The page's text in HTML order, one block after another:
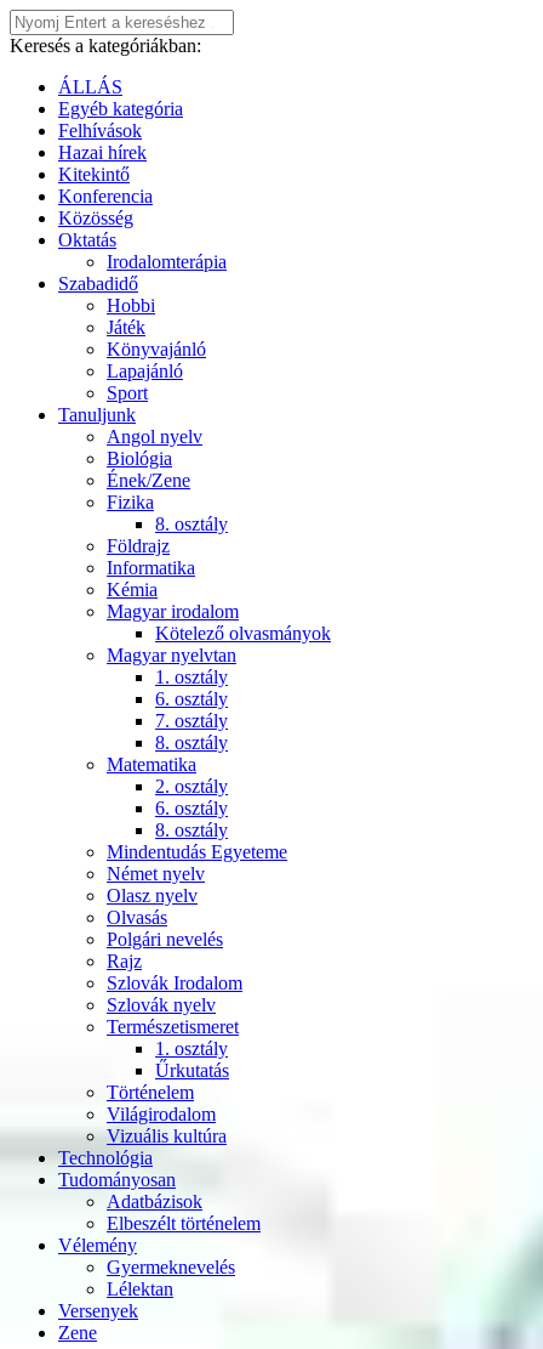
Keresés a kategóriákban:
ÁLLÁS
Egyéb kategória
Felhívások
Hazai hírek
Kitekintő
Konferencia
Közösség
Oktatás
Irodalomterápia
Szabadidő
Hobbi
Játék
Könyvajánló
Lapajánló
Sport
Tanuljunk
Angol nyelv
Biológia
Ének/Zene
Fizika
8. osztály
Földrajz
Informatika
Kémia
Magyar irodalom
Kötelező olvasmányok
Magyar nyelvtan
1. osztály
6. osztály
7. osztály
8. osztály
Matematika
2. osztály
6. osztály
8. osztály
Mindentudás Egyeteme
Német nyelv
Olasz nyelv
Olvasás
Polgári nevelés
Rajz
Szlovák Irodalom
Szlovák nyelv
Természetismeret
1. osztály
Űrkutatás
Történelem
Világirodalom
Vizuális kultúra
Technológia
Tudományosan
Adatbázisok
Elbeszélt történelem
Vélemény
Gyermeknevelés
Lélektan
Versenyek
Zene